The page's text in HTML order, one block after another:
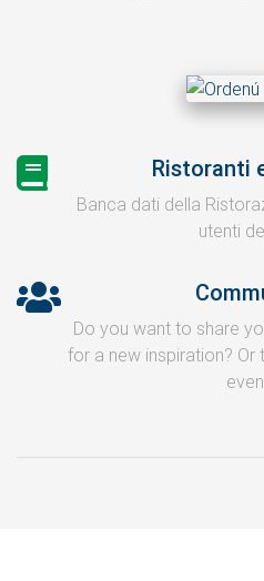
Ristoranti
Banca dati della
utenti
Do you want to share
for a new inspiration?